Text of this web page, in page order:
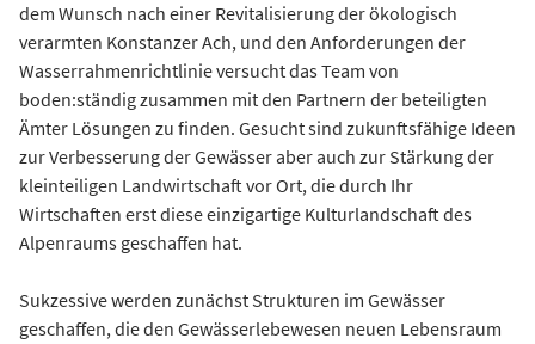
dem Wunsch nach einer Revitalisierung der ökologisch
verarmten Konstanzer Ach, und den Anforderungen der
Wasserrahmenrichtlinie versucht das Team von
boden:ständig zusammen mit den Partnern der beteiligten
Ämter Lösungen zu finden. Gesucht sind zukunftsfähige Ideen
zur Verbesserung der Gewässer aber auch zur Stärkung der
kleinteiligen Landwirtschaft vor Ort, die durch Ihr
Wirtschaften erst diese einzigartige Kulturlandschaft des
Alpenraums geschaffen hat.
Sukzessive werden zunächst Strukturen im Gewässer
geschaffen, die den Gewässerlebewesen neuen Lebensraum